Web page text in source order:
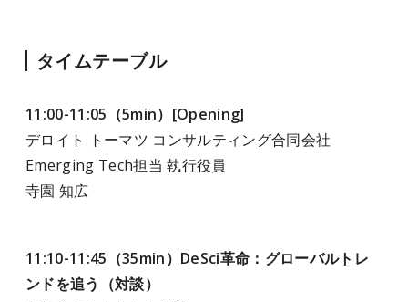
タイムテーブル
11:00-11:05（5min）[Opening]
デロイト トーマツ コンサルティング合同会社
Emerging Tech担当 執行役員
寺園 知広
11:10-11:45（35min）DeSci革命：グローバルトレ
ンドを追う（対談）